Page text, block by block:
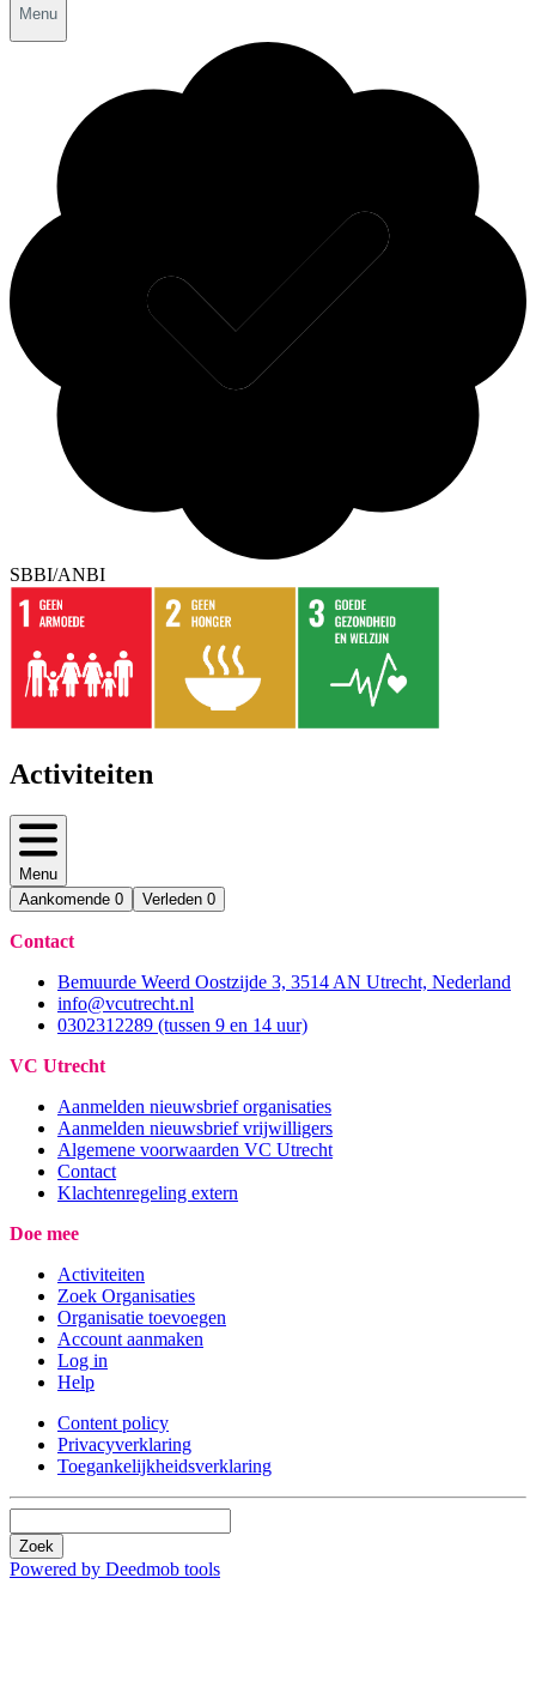
Menu
SBBI/ANBI
Activiteiten
Menu
Aankomende 0 Verleden 0
Contact
Bemuurde Weerd Oostzijde 3, 3514 AN Utrecht, Nederland
info@vcutrecht.nl
0302312289 (tussen 9 en 14 uur)
VC Utrecht
Aanmelden nieuwsbrief organisaties
Aanmelden nieuwsbrief vrijwilligers
Algemene voorwaarden VC Utrecht
Contact
Klachtenregeling extern
Doe mee
Activiteiten
Zoek Organisaties
Organisatie toevoegen
Account aanmaken
Log in
Help
Content policy
Privacyverklaring
Toegankelijkheidsverklaring
Zoek
Powered by Deedmob tools